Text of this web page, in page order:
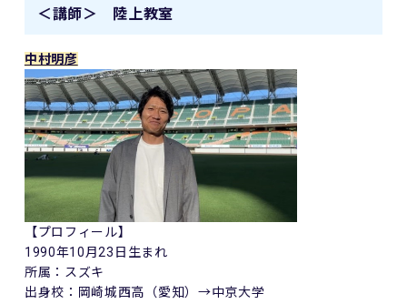
＜講師＞ 陸上教室
中村明彦
【プロフィール】
1990年10月23日生まれ
所属：スズキ
出身校：岡崎城西高（愛知）→中京大学